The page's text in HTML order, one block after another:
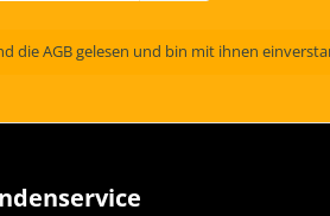
dieAGBgelesen und bin mit ihnen